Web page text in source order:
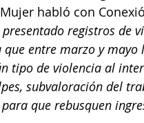
habló con
registros
entre marzo y
tipo de violencia al
subvaloración del
que rebusquen